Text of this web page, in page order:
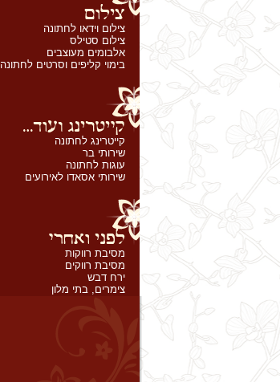
צילום וידאו לחתונה
צילום סטילס
אלבומים מעוצבים
בימוי קליפים וסרטים לחתונה
קייטרינג לחתונה
שירותי בר
עוגות לחתונה
שירותי אסאדו לאירועים
מסיבת רווקות
מסיבת רווקים
ירח דבש
צימרים, בתי מלון